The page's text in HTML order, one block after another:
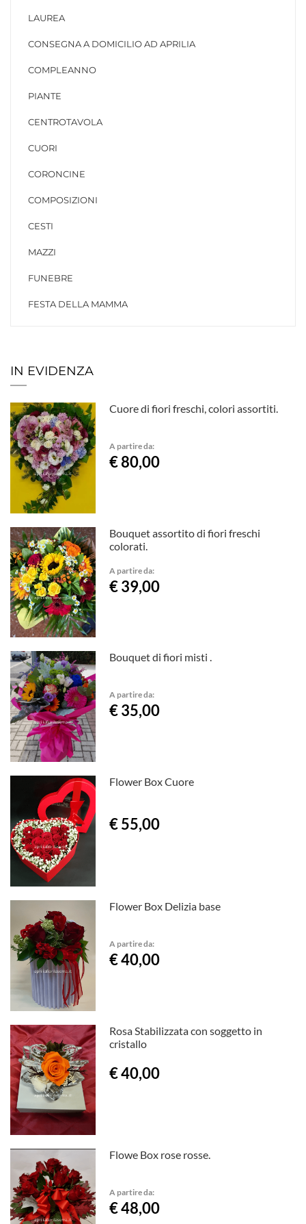
LAUREA
CONSEGNA A DOMICILIO AD APRILIA
COMPLEANNO
PIANTE
CENTROTAVOLA
CUORI
CORONCINE
COMPOSIZIONI
CESTI
MAZZI
FUNEBRE
FESTA DELLA MAMMA
IN EVIDENZA
Cuore di fiori freschi, colori assortiti.
A partire da:
€ 80,00
Bouquet assortito di fiori freschi
colorati.
A partire da:
€ 39,00
Bouquet di fiori misti .
A partire da:
€ 35,00
Flower Box Cuore
€ 55,00
Flower Box Delizia base
A partire da:
€ 40,00
Rosa Stabilizzata con soggetto in
cristallo
€ 40,00
Flowe Box rose rosse.
A partire da:
€ 48,00